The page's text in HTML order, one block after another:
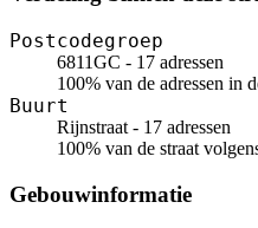
Postcodegroep
6811GC - 17 adressen
100% van de adressen in
Buurt
Rijnstraat - 17 adressen
100% van de straat
Gebouwinformatie